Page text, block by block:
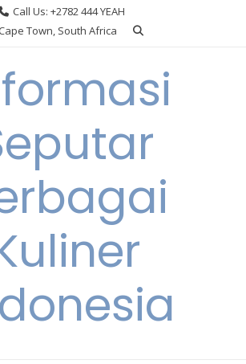
Call Us: +2782 444 YEAH
Cape Town, South Africa